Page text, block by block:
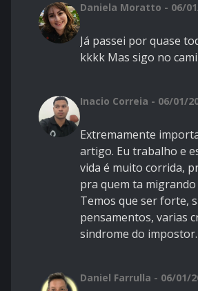
Daniela Moratto - 06/
Já passei por quase
kkkk Mas sigo no
Inacio Correia - 06/01/
Extremamente
artigo. Eu trabalho e
vida é muito corrida,
pra quem ta migrando
Temos que ser forte,
pensamentos, varias
sindrome do impostor.
Daniel Farrulla - 06/01/